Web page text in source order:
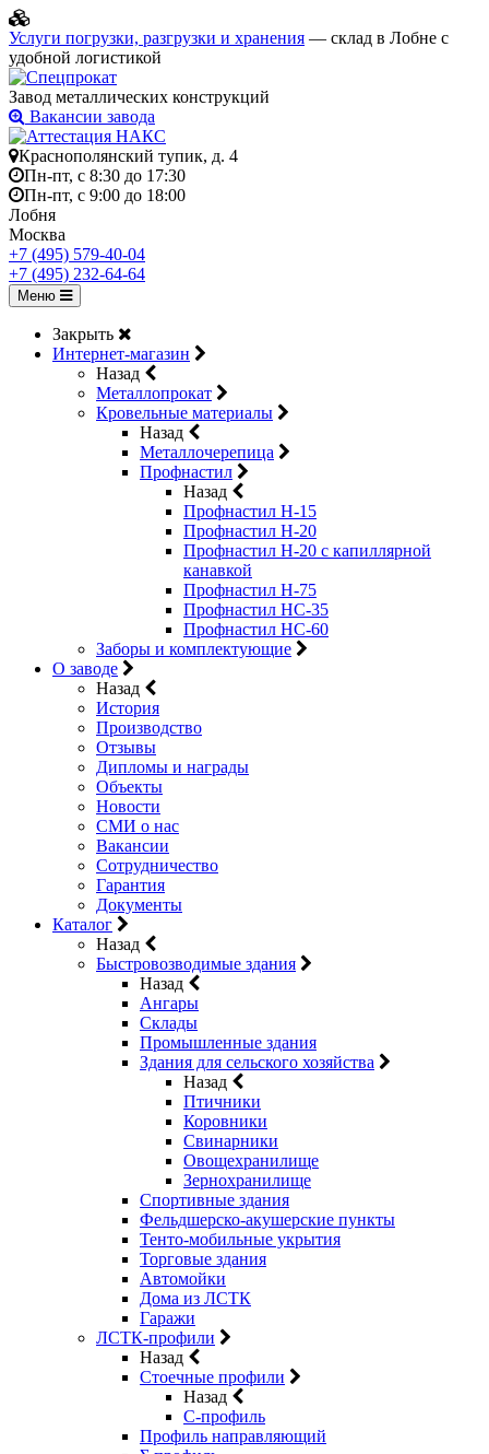
Услуги погрузки, разгрузки и хранения — склад в Лобне с
удобной логистикой
Завод металлических конструкций
Вакансии завода
Краснополянский тупик, д. 4
Пн-пт, с 8:30 до 17:30
Пн-пт, с 9:00 до 18:00
Лобня
Москва
+7 (495) 579-40-04
+7 (495) 232-64-64
Меню
Закрыть
Интернет-магазин
Назад
Металлопрокат
Кровельные материалы
Назад
Металлочерепица
Профнастил
Назад
Профнастил Н-15
Профнастил Н-20
Профнастил Н-20 с капиллярной
канавкой
Профнастил Н-75
Профнастил НС-35
Профнастил НС-60
Заборы и комплектующие
О заводе
Назад
История
Производство
Отзывы
Дипломы и награды
Объекты
Новости
СМИ о нас
Вакансии
Сотрудничество
Гарантия
Документы
Каталог
Назад
Быстровозводимые здания
Назад
Ангары
Склады
Промышленные здания
Здания для сельского хозяйства
Назад
Птичники
Коровники
Свинарники
Овощехранилище
Зернохранилище
Спортивные здания
Фельдшерско-акушерские пункты
Тенто-мобильные укрытия
Торговые здания
Автомойки
Дома из ЛСТК
Гаражи
ЛСТК-профили
Назад
Стоечные профили
Назад
C-профиль
Профиль направляющий